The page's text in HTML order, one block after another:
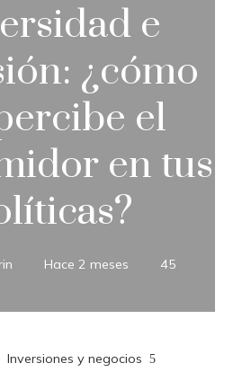
e
¿cómo
el
en tus
Hace 2 meses 45
Inversiones y negocios